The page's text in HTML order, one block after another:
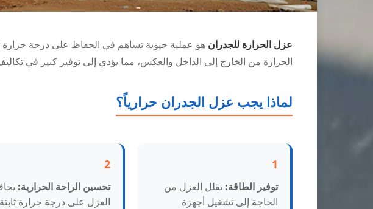
عزل الحرارة للجدران هو عملية حيوية تساهم في الحفاظ على درجة حرارة
الحرارة من الخارج إلى الداخل والعكس، مما يؤدي إلى توفير كبير في
لماذا يجب عزل الجدران حرارياً؟
1
توفير الطاقة: يقلل العزل من
الحاجة إلى تشغيل أجهزة
2
تحسين الراحة الحرارية:
العزل على درجة حرارة ثابتة